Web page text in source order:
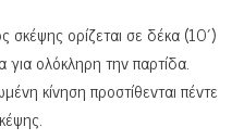
ορίζεται σε δέκα (10′)
για ολόκληρη την παρτίδα.
κίνηση προστίθενται πέντε